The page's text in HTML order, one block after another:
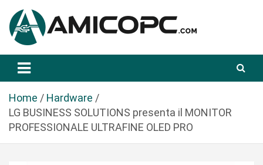
a
Amicopc.com
Home
Hardware
LG BUSINESS SOLUTIONS presenta il MONITOR
PROFESSIONALE ULTRAFINE OLED PRO